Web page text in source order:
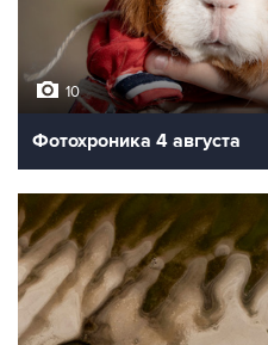
10
Фотохроника 4 августа